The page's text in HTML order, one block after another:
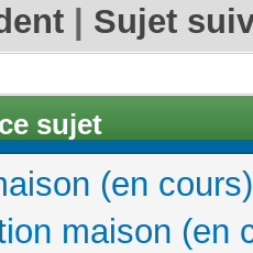
Sujet
sujet
(en cours)
maison (en